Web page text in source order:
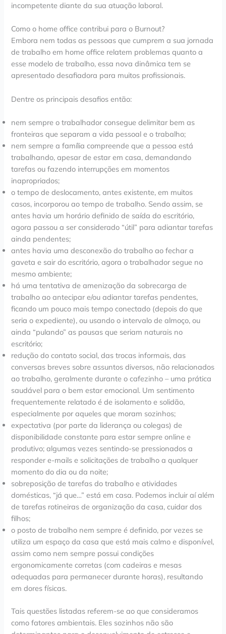
incompetente diante da sua atuação laboral.
Como o home office contribui para o Burnout?
Embora nem todas as pessoas que cumprem a sua jornada
de trabalho em home office relatem problemas quanto a
esse modelo de trabalho, essa nova dinâmica tem se
apresentado desafiadora para muitos profissionais.
Dentre os principais desafios então:
nem sempre o trabalhador consegue delimitar bem as
fronteiras que separam a vida pessoal e o trabalho;
nem sempre a família compreende que a pessoa está
trabalhando, apesar de estar em casa, demandando
tarefas ou fazendo interrupções em momentos
inapropriados;
o tempo de deslocamento, antes existente, em muitos
casos, incorporou ao tempo de trabalho. Sendo assim, se
antes havia um horário definido de saída do escritório,
agora passou a ser considerado “útil” para adiantar tarefas
ainda pendentes;
antes havia uma desconexão do trabalho ao fechar a
gaveta e sair do escritório, agora o trabalhador segue no
mesmo ambiente;
há uma tentativa de amenização da sobrecarga de
trabalho ao antecipar e/ou adiantar tarefas pendentes,
ficando um pouco mais tempo conectado (depois do que
seria o expediente), ou usando o intervalo de almoço, ou
ainda “pulando” as pausas que seriam naturais no
escritório;
redução do contato social, das trocas informais, das
conversas breves sobre assuntos diversos, não relacionados
ao trabalho, geralmente durante o cafezinho – uma prática
saudável para o bem estar emocional. Um sentimento
frequentemente relatado é de isolamento e solidão,
especialmente por aqueles que moram sozinhos;
expectativa (por parte da liderança ou colegas) de
disponibilidade constante para estar sempre online e
produtivo; algumas vezes sentindo-se pressionados a
responder e-mails e solicitações de trabalho a qualquer
momento do dia ou da noite;
sobreposição de tarefas do trabalho e atividades
domésticas, “já que…” está em casa. Podemos incluir aí além
de tarefas rotineiras de organização da casa, cuidar dos
filhos;
o posto de trabalho nem sempre é definido, por vezes se
utiliza um espaço da casa que está mais calmo e disponível,
assim como nem sempre possui condições
ergonomicamente corretas (com cadeiras e mesas
adequadas para permanecer durante horas), resultando
em dores físicas.
Tais questões listadas referem-se ao que consideramos
como fatores ambientais. Eles sozinhos não são